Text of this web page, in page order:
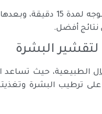
يتم خلط المكونات جيدا، ثم
أفضل.
البشرة
الطبيعية، حيث تساعد
على ترطيب البشرة